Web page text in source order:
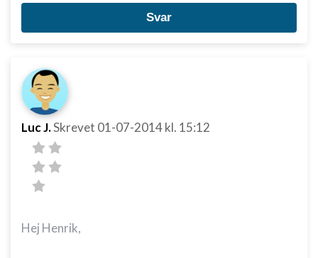
Svar
Luc J.Skrevet 01-07-2014kl. 15:12
Hej Henrik,